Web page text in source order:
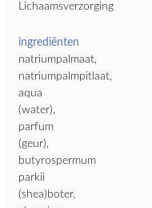
Lichaamsverzorging
ingrediënten
natriumpalmaat,
natriumpalmpitlaat,
aqua
(water),
parfum
(geur),
butyrospermum
parkii
(shea)boter,